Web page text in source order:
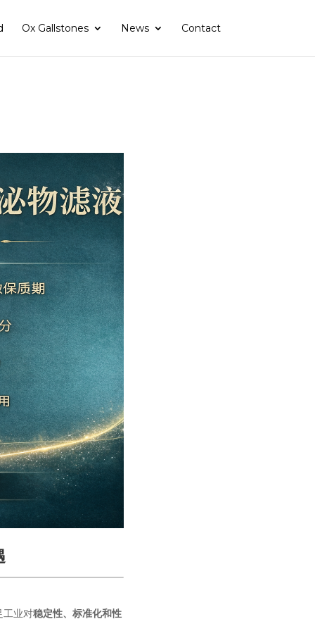
Ox Gallstones News Contact
工业对稳定性、标准化和性